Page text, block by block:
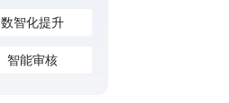
数智化提升
智能审核